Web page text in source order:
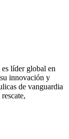
líder global en
innovación y
de vanguardia